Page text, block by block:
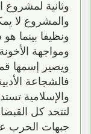
وثانية لمشروع
والمشروع لا
ونظيفا بينما
ومواجهة
ويصير إسمها
فالشجاعة
والإسلامية
لتتحد كل
جبهات الحرب